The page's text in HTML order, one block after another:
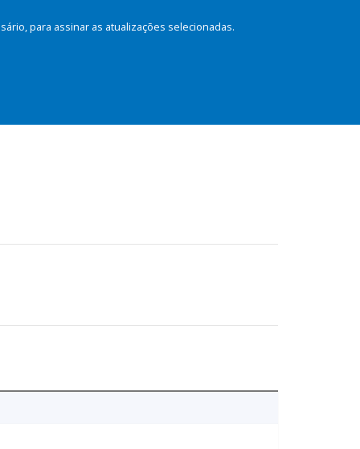
para assinar as atualizações selecionadas.